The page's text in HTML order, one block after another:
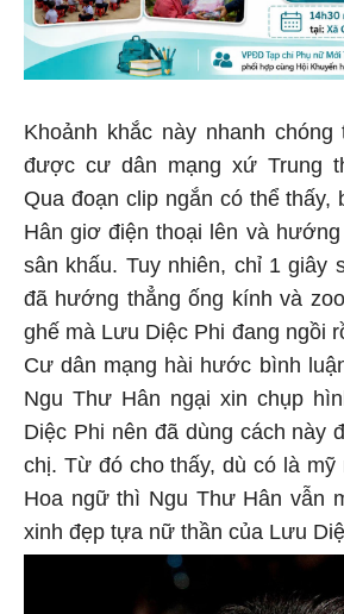
Khoảnh khắc này nhanh
được cư dân mạng xứ Trung
Qua đoạn clip ngắn có thể thấy,
Hân giơ điện thoại lên và
sân khấu. Tuy nhiên, chỉ 1 giây
đã hướng thẳng ống kính và
ghế mà Lưu Diệc Phi đang ngồi
Cư dân mạng hài hước bình
Ngu Thư Hân ngại xin chụp
Diệc Phi nên đã dùng cách này
chị. Từ đó cho thấy, dù có là mỹ
Hoa ngữ thì Ngu Thư Hân vẫn
xinh đẹp tựa nữ thần của Lưu